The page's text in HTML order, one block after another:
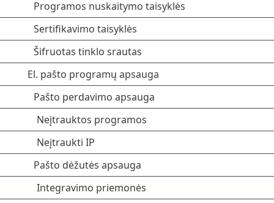
Programos nuskaitymo taisyklės
Sertifikavimo taisyklės
Šifruotas tinklo srautas
El. pašto programų apsauga
Pašto perdavimo apsauga
Neįtrauktos programos
Neįtraukti IP
Pašto dėžutės apsauga
Integravimo priemonės